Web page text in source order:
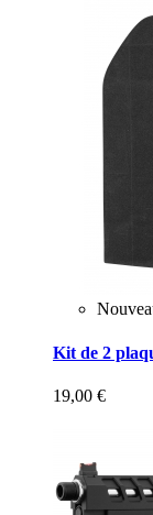
Kit de 2
19,00 €